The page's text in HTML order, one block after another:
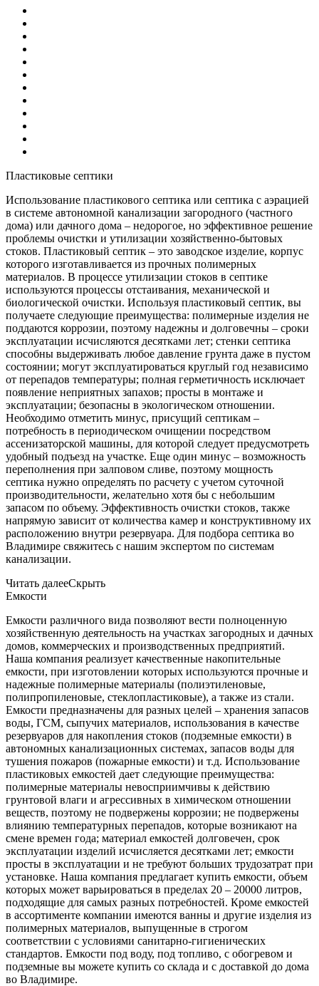
Пластиковые септики
Использование пластикового септика или септика с аэрацией
в системе автономной канализации загородного (частного
дома) или дачного дома – недорогое, но эффективное решение
проблемы очистки и утилизации хозяйственно-бытовых
стоков. Пластиковый септик – это заводское изделие, корпус
которого изготавливается из прочных полимерных
материалов. В процессе утилизации стоков в септике
используются процессы отстаивания, механической и
биологической очистки. Используя пластиковый септик, вы
получаете следующие преимущества: полимерные изделия не
поддаются коррозии, поэтому надежны и долговечны – сроки
эксплуатации исчисляются десятками лет; стенки септика
способны выдерживать любое давление грунта даже в пустом
состоянии; могут эксплуатироваться круглый год независимо
от перепадов температуры; полная герметичность исключает
появление неприятных запахов; просты в монтаже и
эксплуатации; безопасны в экологическом отношении.
Необходимо отметить минус, присущий септикам –
потребность в периодическом очищении посредством
ассенизаторской машины, для которой следует предусмотреть
удобный подъезд на участке. Еще один минус – возможность
переполнения при залповом сливе, поэтому мощность
септика нужно определять по расчету с учетом суточной
производительности, желательно хотя бы с небольшим
запасом по объему. Эффективность очистки стоков, также
напрямую зависит от количества камер и конструктивному их
расположению внутри резервуара. Для подбора септика во
Владимире свяжитесь с нашим экспертом по системам
канализации.
Читать далееСкрыть
Емкости
Емкости различного вида позволяют вести полноценную
хозяйственную деятельность на участках загородных и дачных
домов, коммерческих и производственных предприятий.
Наша компания реализует качественные накопительные
емкости, при изготовлении которых используются прочные и
надежные полимерные материалы (полиэтиленовые,
полипропиленовые, стеклопластиковые), а также из стали.
Емкости предназначены для разных целей – хранения запасов
воды, ГСМ, сыпучих материалов, использования в качестве
резервуаров для накопления стоков (подземные емкости) в
автономных канализационных системах, запасов воды для
тушения пожаров (пожарные емкости) и т.д. Использование
пластиковых емкостей дает следующие преимущества:
полимерные материалы невосприимчивы к действию
грунтовой влаги и агрессивных в химическом отношении
веществ, поэтому не подвержены коррозии; не подвержены
влиянию температурных перепадов, которые возникают на
смене времен года; материал емкостей долговечен, срок
эксплуатации изделий исчисляется десятками лет; емкости
просты в эксплуатации и не требуют больших трудозатрат при
установке. Наша компания предлагает купить емкости, объем
которых может варьироваться в пределах 20 – 20000 литров,
подходящие для самых разных потребностей. Кроме емкостей
в ассортименте компании имеются ванны и другие изделия из
полимерных материалов, выпущенные в строгом
соответствии с условиями санитарно-гигиенических
стандартов. Емкости под воду, под топливо, с обогревом и
подземные вы можете купить со склада и с доставкой до дома
во Владимире.